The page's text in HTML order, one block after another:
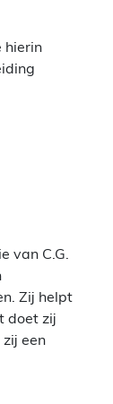
hierin
van C.G.
Zij helpt
doet zij
een